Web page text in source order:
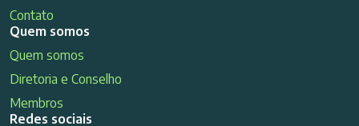
Contato
Quem somos
Quem somos
Diretoria e Conselho
Membros
Redes sociais